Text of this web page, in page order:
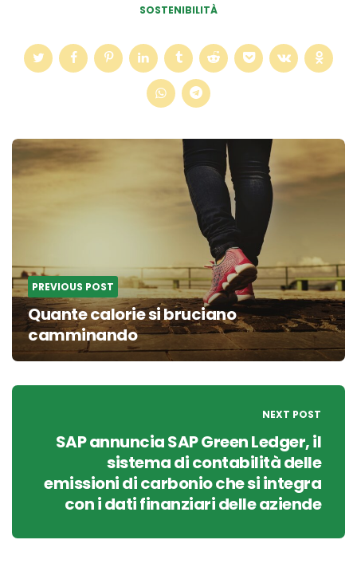
SOSTENIBILITÀ
Post
navigation
PREVIOUS POST
Quante calorie si bruciano
camminando
NEXT POST
SAP annuncia SAP Green Ledger, il
sistema di contabilità delle
emissioni di carbonio che si integra
con i dati finanziari delle aziende